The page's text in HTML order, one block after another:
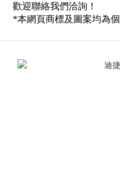
歡迎聯絡我們洽詢！
*本網頁商標及圖案均為